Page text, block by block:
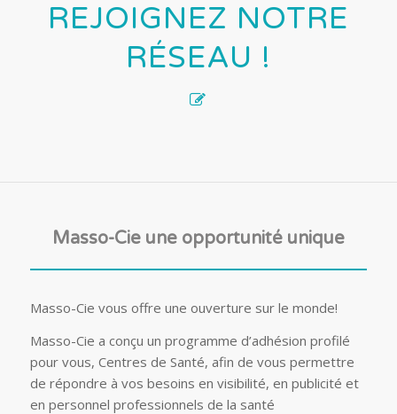
REJOIGNEZ NOTRE
RÉSEAU !
Masso-Cie une opportunité unique
Masso-Cie vous offre une ouverture sur le monde!
Masso-Cie a conçu un programme d’adhésion profilé
pour vous, Centres de Santé, afin de vous permettre
de répondre à vos besoins en visibilité, en publicité et
en personnel professionnels de la santé